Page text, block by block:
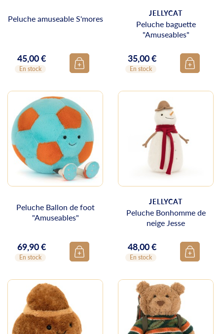
Peluche amuseable S'mores
Prix
45,00 €
En stock
JELLYCAT
Peluche baguette
"Amuseables"
Prix
35,00 €
En stock
Peluche Ballon de foot
"Amuseables"
Prix
69,90 €
En stock
JELLYCAT
Peluche Bonhomme de
neige Jesse
Prix
48,00 €
En stock